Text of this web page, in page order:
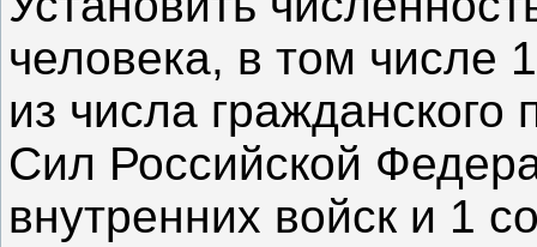
человека, в том числе
из числа
Сил Российской
внутренних войск и 1